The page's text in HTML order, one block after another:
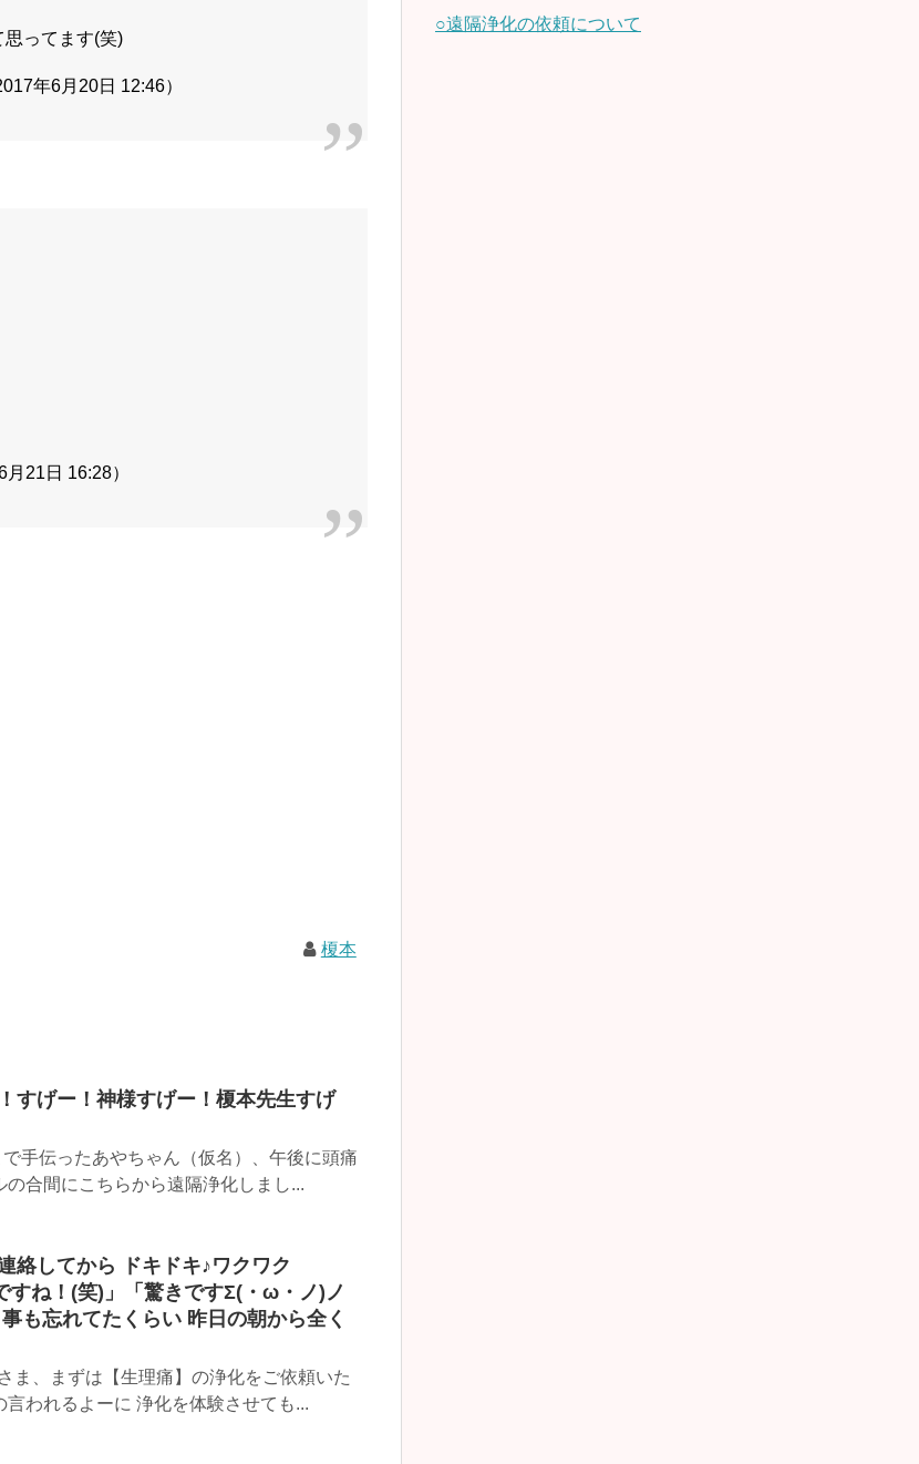
思ってます(笑)
年6月20日 12:46）
21日 16:28）
榎本
すげー！神様すげー！榎本先生すげ
手伝ったあやちゃん（仮名）、午後に頭痛
合間にこちらから遠隔浄化しまし...
絡してから ドキドキ♪ワクワク
ね！(笑)」「驚きですΣ(・ω・ノ)ノ
も忘れてたくらい 昨日の朝から全く
ま、まずは【生理痛】の浄化をご依頼いた
われるよーに 浄化を体験させても...
○遠隔浄化の依頼について